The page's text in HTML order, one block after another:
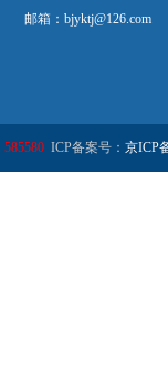
邮箱：bjyktj@126.com
585580 ICP备案号： 京ICP